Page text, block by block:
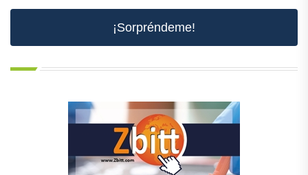
¡Sorpréndeme!